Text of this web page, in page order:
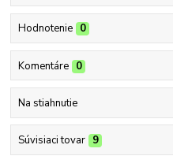
Hodnotenie 0
Komentáre 0
Na stiahnutie
Súvisiaci tovar 9